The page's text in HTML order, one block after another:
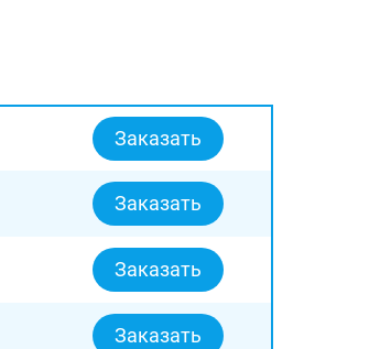
Заказать
Заказать
Заказать
Заказать